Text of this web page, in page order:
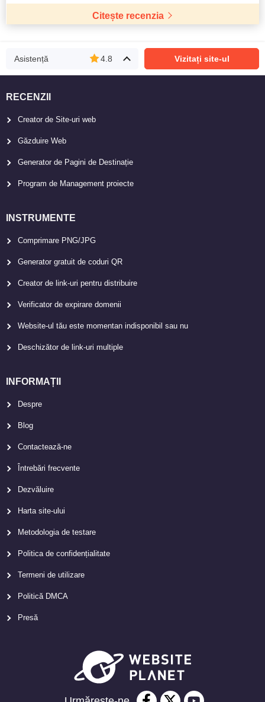
Citește recenzia
Asistență 4.8 Vizitați site-ul
RECENZII
Creator de Site-uri web
Găzduire Web
Generator de Pagini de Destinație
Program de Management proiecte
INSTRUMENTE
Comprimare PNG/JPG
Generator gratuit de coduri QR
Creator de link-uri pentru distribuire
Verificator de expirare domenii
Website-ul tău este momentan indisponibil sau nu
Deschizător de link-uri multiple
INFORMAȚII
Despre
Blog
Contactează-ne
Întrebări frecvente
Dezvăluire
Harta site-ului
Metodologia de testare
Politica de confidențialitate
Termeni de utilizare
Politică DMCA
Presă